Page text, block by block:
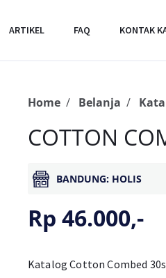
ARTIKEL FAQ KONTAK
Home Belanja
COTTON
BANDUNG: HOLIS
Rp 46.000,-
Katalog Cotton Combed